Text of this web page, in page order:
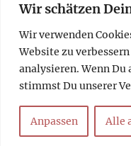
Wir schätzen
Wir verwenden
Website zu
analysieren. Wenn
stimmst Du unserer
Anpassen Alle